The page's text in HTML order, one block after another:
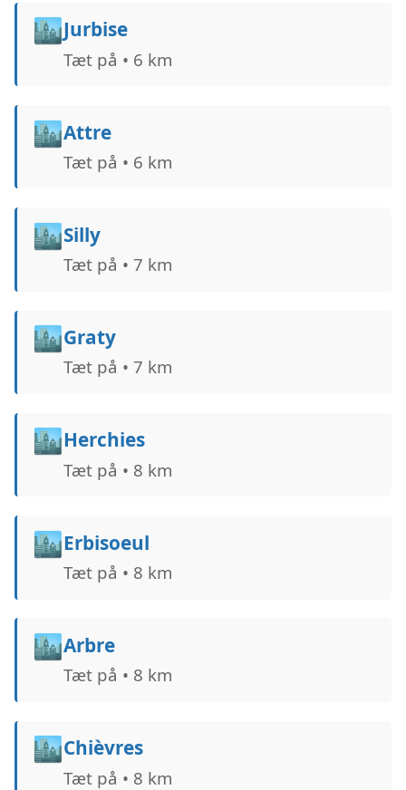
🏙️Jurbise
Tæt på • 6 km
🏙️Attre
Tæt på • 6 km
🏙️Silly
Tæt på • 7 km
🏙️Graty
Tæt på • 7 km
🏙️Herchies
Tæt på • 8 km
🏙️Erbisoeul
Tæt på • 8 km
🏙️Arbre
Tæt på • 8 km
🏙️Chièvres
Tæt på • 8 km